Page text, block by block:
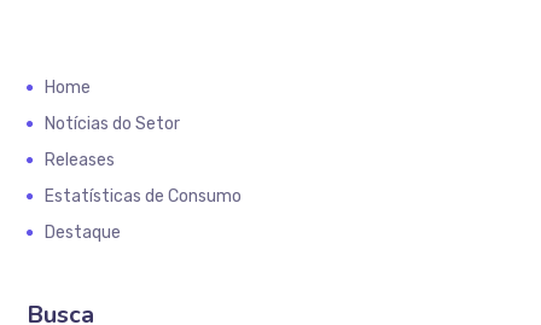
Home
Notícias do Setor
Releases
Estatísticas de Consumo
Destaque
Busca